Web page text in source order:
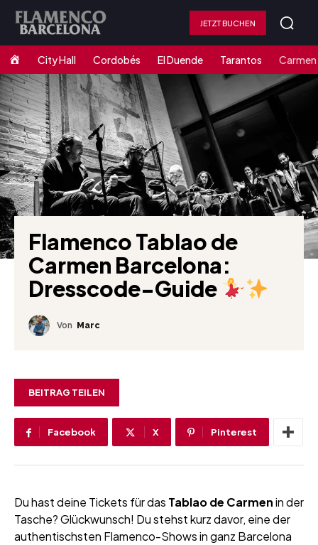
JETZT BUCHEN
HomeCity Hall Cordobés El Duende Tarantos Carmen
Flamenco Tablao de
Carmen Barcelona:
Dresscode-Guide
Von Marc
BEITRAG TEILEN
Facebook X Pinterest
Du hast deine Tickets für das Tablao de Carmenin der
Tasche? Glückwunsch! Du stehst kurz davor, eine der
authentischsten Flamenco-Shows in ganz Barcelona